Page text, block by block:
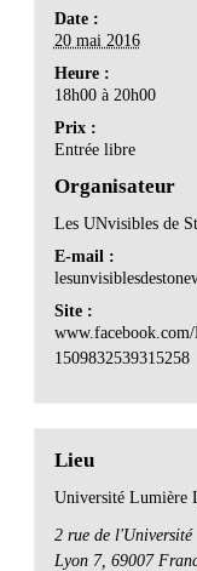
Date :
20 mai 2016
Heure :
18h00 à 20h00
Prix :
Entrée libre
Organisateur
Les UNvisibles de
E-mail :
Site :
1509832539315258
Lieu
Université Lumière
2 rue de l'Université
Lyon 7, 69007